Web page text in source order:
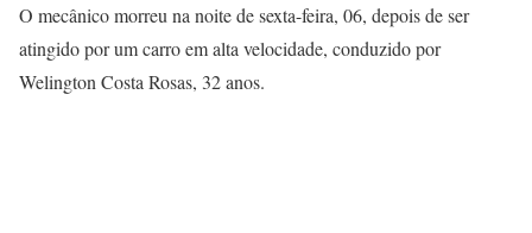
O mecânico morreu na noite de sexta-feira, 06, depois de ser
atingido por um carro em alta velocidade, conduzido por
Welington Costa Rosas, 32 anos.